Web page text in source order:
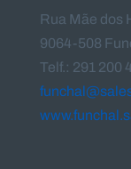
Rua Mãe dos
9064-508
Telf.: 291 200